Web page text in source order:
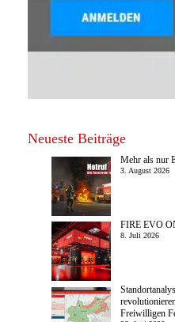
Neueste Beiträge
Mehr als nur
3. August 2026
FIRE EVO
8. Juli 2026
Freiwilligen